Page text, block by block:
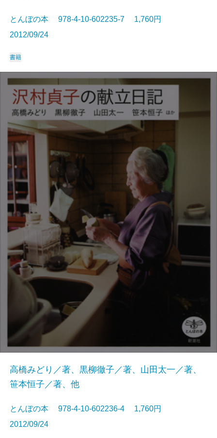
とんぼの本 978-4-10-602235-7 1,760円
2012/09/24
書籍
高橋みどり／著、黒柳徹子／著、山田太一／著、
笹本恒子／著、他
とんぼの本 978-4-10-602236-4 1,760円
2012/09/24